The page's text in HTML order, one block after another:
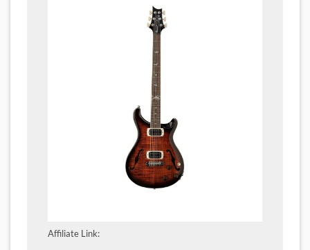
Affiliate Link: